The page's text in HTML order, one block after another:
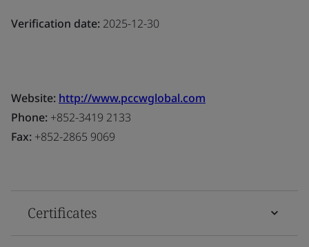
Verification date: 2025-12-30
Website: http://www.pccwglobal.com
Phone: +852-3419 2133
Fax: +852-2865 9069
Certificates